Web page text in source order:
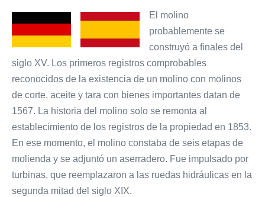
El molino
probablemente se
construyó a finales del
siglo XV. Los primeros registros comprobables
reconocidos de la existencia de un molino con molinos
de corte, aceite y tara con bienes importantes datan de
1567. La historia del molino solo se remonta al
establecimiento de los registros de la propiedad en 1853.
En ese momento, el molino constaba de seis etapas de
molienda y se adjuntó un aserradero. Fue impulsado por
turbinas, que reemplazaron a las ruedas hidráulicas en la
segunda mitad del siglo XIX.